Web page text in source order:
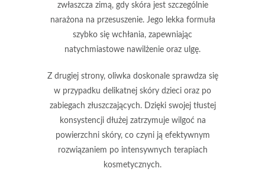
zwłaszcza zimą, gdy skóra jest szczególnie
narażona na przesuszenie. Jego lekka formuła
szybko się wchłania, zapewniając
natychmiastowe nawilżenie oraz ulgę.
Z drugiej strony, oliwka doskonale sprawdza się
w przypadku delikatnej skóry dzieci oraz po
zabiegach złuszczających. Dzięki swojej tłustej
konsystencji dłużej zatrzymuje wilgoć na
powierzchni skóry, co czyni ją efektywnym
rozwiązaniem po intensywnych terapiach
kosmetycznych.